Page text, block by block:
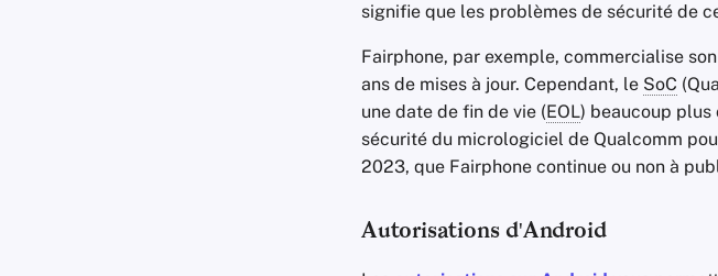
signifie que les problèmes de sécurité de
Fairphone, par exemple, commercialise
ans de mises à jour. Cependant, le SoC
une date de fin de vie (EOL) beaucoup plus
sécurité du micrologiciel de Qualcomm
2023, que Fairphone continue ou non à
Autorisations d'Android